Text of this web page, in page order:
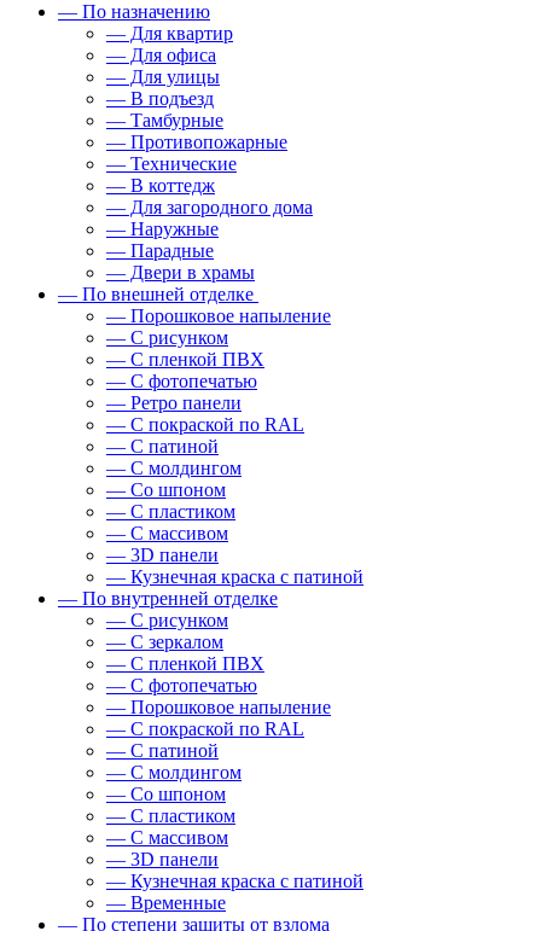
— По назначению
— Для квартир
— Для офиса
— Для улицы
— В подъезд
— Тамбурные
— Противопожарные
— Технические
— В коттедж
— Для загородного дома
— Наружные
— Парадные
— Двери в храмы
— По внешней отделке
— Порошковое напыление
— С рисунком
— С пленкой ПВХ
— С фотопечатью
— Ретро панели
— С покраской по RAL
— С патиной
— С молдингом
— Со шпоном
— С пластиком
— С массивом
— 3D панели
— Кузнечная краска с патиной
— По внутренней отделке
— С рисунком
— С зеркалом
— С пленкой ПВХ
— С фотопечатью
— Порошковое напыление
— С покраской по RAL
— С патиной
— С молдингом
— Со шпоном
— С пластиком
— С массивом
— 3D панели
— Кузнечная краска с патиной
— Временные
— По степени защиты от взлома